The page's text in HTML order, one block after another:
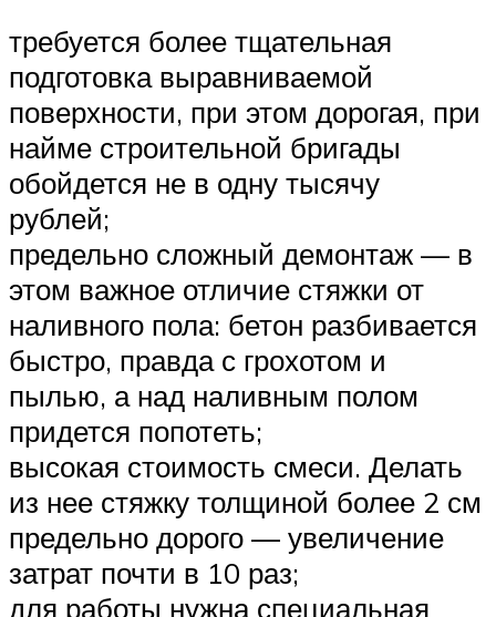
требуется более тщательная
подготовка выравниваемой
поверхности, при этом дорогая, при
найме строительной бригады
обойдется не в одну тысячу
рублей;
предельно сложный демонтаж — в
этом важное отличие стяжки от
наливного пола: бетон разбивается
быстро, правда с грохотом и
пылью, а над наливным полом
придется попотеть;
высокая стоимость смеси. Делать
из нее стяжку толщиной более 2 см
предельно дорого — увеличение
затрат почти в 10 раз;
для работы нужна специальная